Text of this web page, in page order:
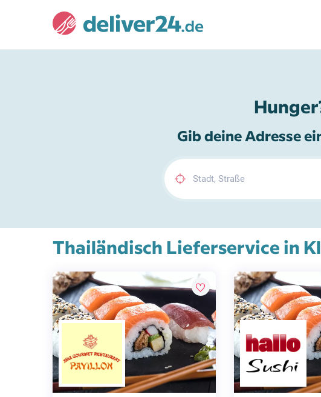
Gib deine Adresse
Thailändisch Lieferservice in